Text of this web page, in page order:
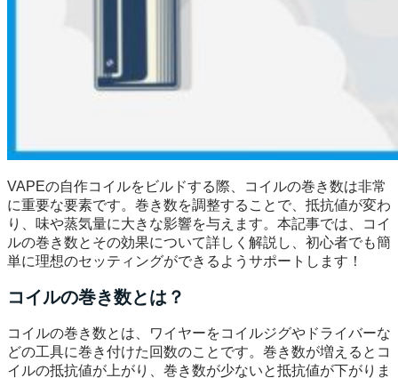
VAPEの自作コイルをビルドする際、コイルの巻き数は非常
に重要な要素です。巻き数を調整することで、抵抗値が変わ
り、味や蒸気量に大きな影響を与えます。本記事では、コイ
ルの巻き数とその効果について詳しく解説し、初心者でも簡
単に理想のセッティングができるようサポートします！
コイルの巻き数とは？
コイルの巻き数とは、ワイヤーをコイルジグやドライバーな
どの工具に巻き付けた回数のことです。巻き数が増えるとコ
イルの抵抗値が上がり、巻き数が少ないと抵抗値が下がりま